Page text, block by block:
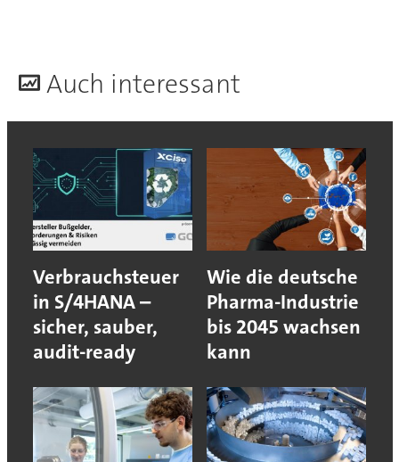
Auch interessant
Verbrauchsteuer
in S/4HANA –
sicher, sauber,
audit-ready
Wie die deutsche
Pharma-Industrie
bis 2045 wachsen
kann